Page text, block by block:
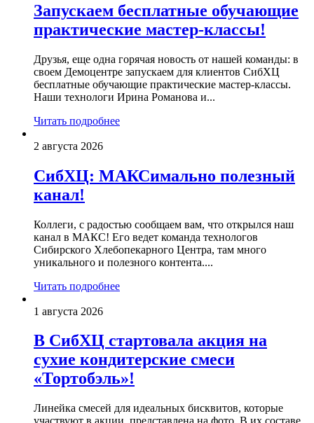
Запускаем бесплатные обучающие
практические мастер-классы!
Друзья, еще одна горячая новость от нашей команды: в
своем Демоцентре запускаем для клиентов СибХЦ
бесплатные обучающие практические мастер-классы.
Наши технологи Ирина Романова и...
Читать подробнее
2 августа 2026
СибХЦ: МАКСимально полезный
канал!
Коллеги, с радостью сообщаем вам, что открылся наш
канал в МАКС! Его ведет команда технологов
Сибирского Хлебопекарного Центра, там много
уникального и полезного контента....
Читать подробнее
1 августа 2026
В СибХЦ стартовала акция на
сухие кондитерские смеси
«Тортобэль»!
Линейка смесей для идеальных бисквитов, которые